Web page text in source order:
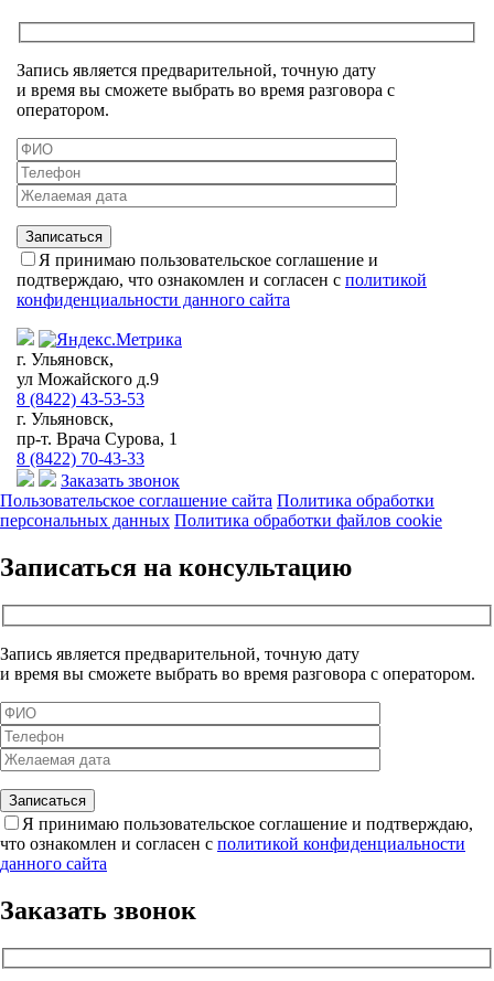
Запись является предварительной, точную дату
и время вы сможете выбрать во время разговора с
оператором.
Я принимаю пользовательское соглашение и
подтверждаю, что ознакомлен и согласен с политикой
конфиденциальности данного сайта
г. Ульяновск,
ул Можайского д.9
8 (8422) 43-53-53
г. Ульяновск,
пр-т. Врача Сурова, 1
8 (8422) 70-43-33
Заказать звонок
Пользовательское соглашение сайта Политика обработки
персональных данных Политика обработки файлов cookie
Записаться на консультацию
Запись является предварительной, точную дату
и время вы сможете выбрать во время разговора с оператором.
Я принимаю пользовательское соглашение и подтверждаю,
что ознакомлен и согласен с политикой конфиденциальности
данного сайта
Заказать звонок